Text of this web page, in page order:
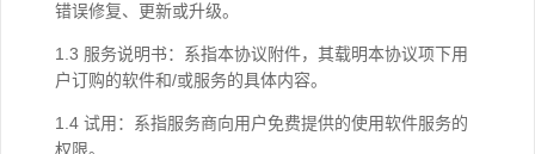
错误修复、更新或升级。
1.3 服务说明书：系指本协议附件，其载明本协议项下用
户订购的软件和/或服务的具体内容。
1.4 试用：系指服务商向用户免费提供的使用软件服务的
权限。